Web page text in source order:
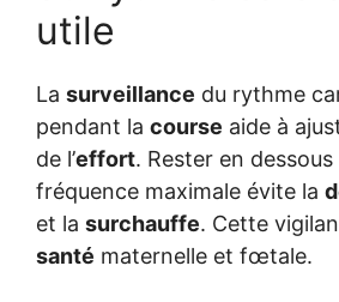
utile
La surveillance du rythme
pendant la course aide à
de l’effort. Rester en
fréquence maximale évite la
et la surchauffe. Cette
santé maternelle et fœtale.